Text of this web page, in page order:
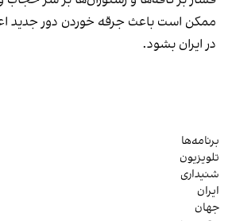
ممکن است باعث جرقه خوردن دور جدید
در ایران بشود.
برنامه‌ها
تلویزیون
شنیداری
ایران
جهان